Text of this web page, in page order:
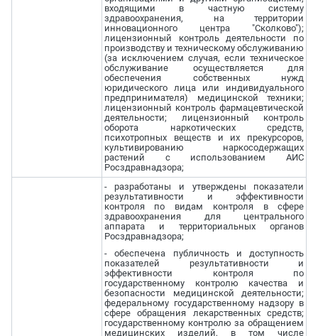
входящими в частную систему
здравоохранения, на территории
инновационного центра "Сколково");
лицензионный контроль деятельности по
производству и техническому обслуживанию
(за исключением случая, если техническое
обслуживание осуществляется для
обеспечения собственных нужд
юридического лица или индивидуального
предпринимателя) медицинской техники;
лицензионный контроль фармацевтической
деятельности; лицензионный контроль
оборота наркотических средств,
психотропных веществ и их прекурсоров,
культивированию наркосодержащих
растений с использованием АИС
Росздравнадзора;
- разработаны и утверждены показатели
результативности и эффективности
контроля по видам контроля в сфере
здравоохранения для центрального
аппарата и территориальных органов
Росздравнадзора;
- обеспечена публичность и доступность
показателей результативности и
эффективности контроля по
государственному контролю качества и
безопасности медицинской деятельности;
федеральному государственному надзору в
сфере обращения лекарственных средств;
государственному контролю за обращением
медицинских изделий, в том числе